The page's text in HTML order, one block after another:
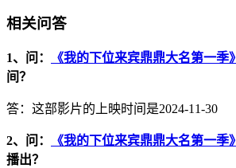
相关问答
1、问： 《我的下位来宾鼎鼎大名第一季》
间？
答：这部影片的上映时间是2024-11-30
2、问： 《我的下位来宾鼎鼎大名第一季》
播出？